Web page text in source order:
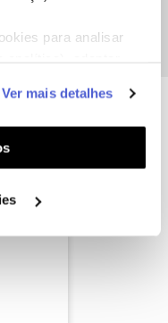
para analisar
e
aos seus interesses
Pode gerir a
"Configurar
Ver mais detalhes